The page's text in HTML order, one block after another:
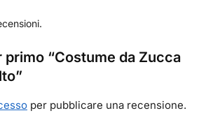
primo “Costume da Zucca
per pubblicare una recensione.